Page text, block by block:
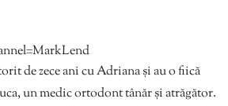
de zece ani cu Adriana și au o fiică
un medic ortodont tânăr și atrăgător.